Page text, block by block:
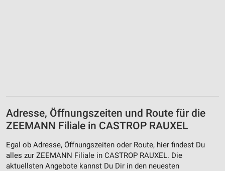
Adresse, Öffnungszeiten und Route für die
ZEEMANN Filiale in CASTROP RAUXEL
Egal ob Adresse, Öffnungszeiten oder Route, hier findest Du
alles zur ZEEMANN Filiale in CASTROP RAUXEL. Die
aktuellsten Angebote kannst Du Dir in den neuesten